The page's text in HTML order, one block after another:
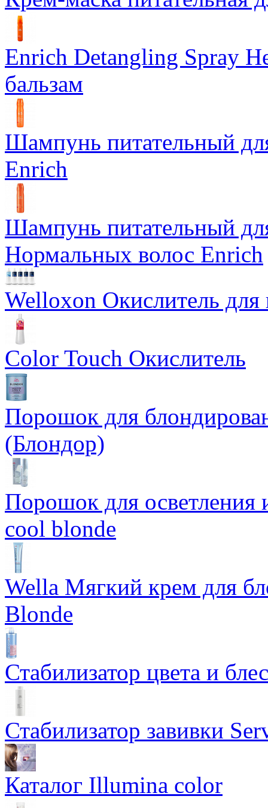
Enrich Detangling Spray
бальзам
Шампунь питательный
Enrich
Шампунь питательный
Нормальных волос Enrich
Welloxon Окислитель для
Color Touch Окислитель
Порошок для
(Блондор)
Порошок для осветления
cool blonde
Wella Мягкий крем для
Blonde
Стабилизатор цвета и
Стабилизатор завивки
Каталог Illumina color